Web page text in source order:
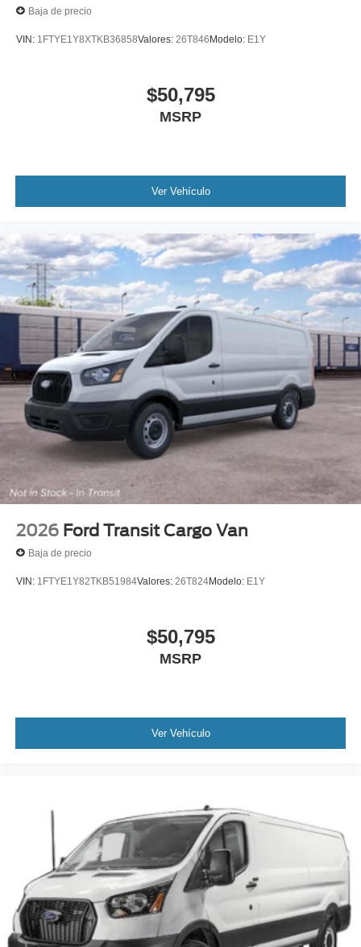
Baja de precio
VIN: 1FTYE1Y8XTKB36858Valores: 26T846Modelo: E1Y
$50,795
MSRP
Ver Vehículo
2026 Ford Transit Cargo Van
Baja de precio
VIN: 1FTYE1Y82TKB51984Valores: 26T824Modelo: E1Y
$50,795
MSRP
Ver Vehículo